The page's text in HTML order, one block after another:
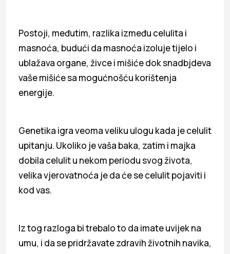
Postoji, međutim, razlika između celulita i
masnoća, budući da masnoća izoluje tijelo i
ublažava organe, živce i mišiće dok snadbjdeva
vaše mišiće sa mogućnošću korištenja
energije.
Genetika igra veoma veliku ulogu kada je celulit
upitanju. Ukoliko je vaša baka, zatim i majka
dobila celulit u nekom periodu svog života,
velika vjerovatnoća je da će se celulit pojaviti i
kod vas.
Iz tog razloga bi trebalo to da imate uvijek na
umu, i da se pridržavate zdravih životnih navika,